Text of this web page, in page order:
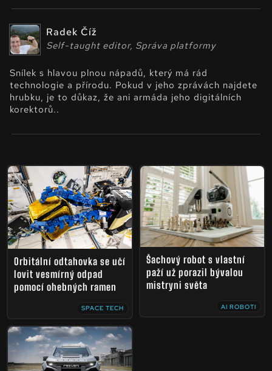
Radek Číž
Self-taught editor, Správa platformy
Snílek s hlavou plnou nápadů, který má rád
technologie a přírodu. Pokud v jeho zprávách najdete
hrubku, je to důkaz, že ani armáda jeho digitálních
korektorů..
Orbitální odtahovka se učí
lovit vesmírný odpad
pomocí ohebných ramen
SPACE TECH
Šachový robot s vlastní
paží už porazil bývalou
mistryni světa
AI ROBOTI